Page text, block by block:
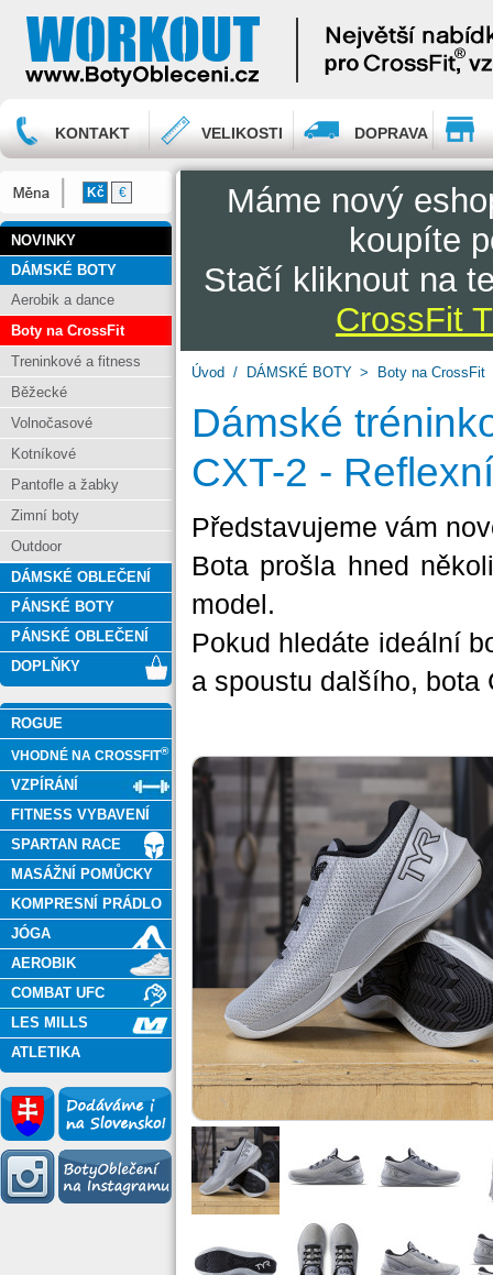
KONTAKT VELIKOSTI DOPRAVA
Kč €
NOVINKY
DÁMSKÉ BOTY
Aerobik a dance
Boty na CrossFit
Treninkové a fitness
Běžecké
Volnočasové
Kotníkové
Pantofle a žabky
Zimní boty
Outdoor
DÁMSKÉ OBLEČENÍ
PÁNSKÉ BOTY
PÁNSKÉ OBLEČENÍ
DOPLŇKY
ROGUE
VHODNÉ NA CROSSFIT®
VZPÍRÁNÍ
FITNESS VYBAVENÍ
SPARTAN RACE
MASÁŽNÍ POMŮCKY
KOMPRESNÍ PRÁDLO
JÓGA
AEROBIK
COMBAT UFC
LES MILLS
ATLETIKA
Máme nový
koupíte
Stačí kliknout na
CrossFit
Úvod / DÁMSKÉ BOTY > Boty na CrossFit
Dámské
CXT-2 -
Představujeme vám
Bota prošla hned
model.
Pokud hledáte ideální
a spoustu dalšího, bota